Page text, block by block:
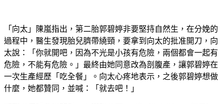
「向太」陳嵐指出，第二胎郭碧婷非要堅持自然生，在分娩的
過程中，醫生發現胎兒臍帶繞頸，要拿到向太的批准開刀，向
太說：「你就開吧，因為不光是小孩有危險，兩個都會一起有
危險，不能有危險。」最終由她同意改為剖腹產，讓郭碧婷在
一次生產經歷「吃全餐」。向太心疼地表示，之後郭碧婷想做
什麼，她都贊同，並喊：「就去吧！」